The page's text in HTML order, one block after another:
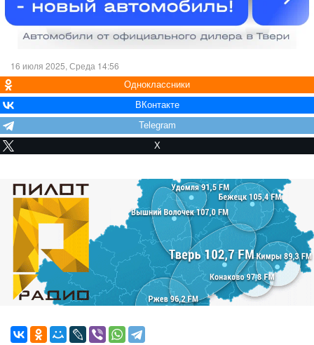
16 июля 2025, Среда 14:56
Одноклассники
ВКонтакте
Telegram
X